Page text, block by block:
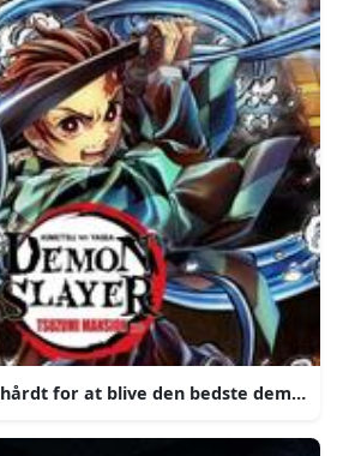
for at blive den bedste demon